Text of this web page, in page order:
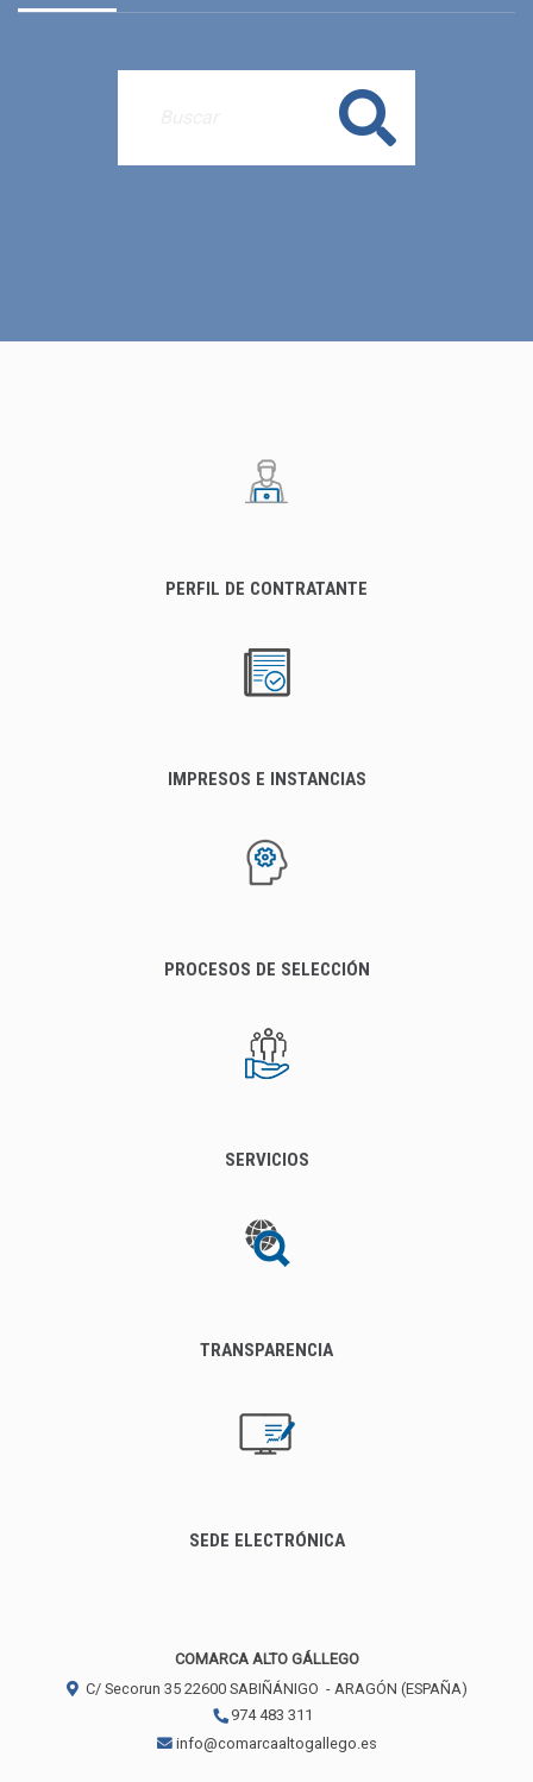
Buscar
PERFIL DE CONTRATANTE
IMPRESOS E INSTANCIAS
PROCESOS DE SELECCIÓN
SERVICIOS
TRANSPARENCIA
SEDE ELECTRÓNICA
COMARCA ALTO GÁLLEGO
C/ Secorun 35 22600 SABIÑÁNIGO - ARAGÓN (ESPAÑA)
974 483 311
info@comarcaaltogallego.es